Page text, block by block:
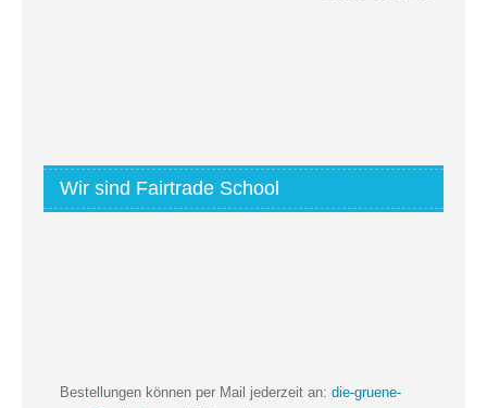
Wir sind Fairtrade School
Bestellungen können per Mail jederzeit an: die-gruene-